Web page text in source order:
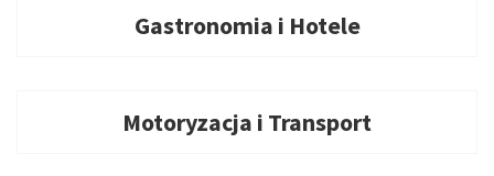
Gastronomia i Hotele
Motoryzacja i Transport